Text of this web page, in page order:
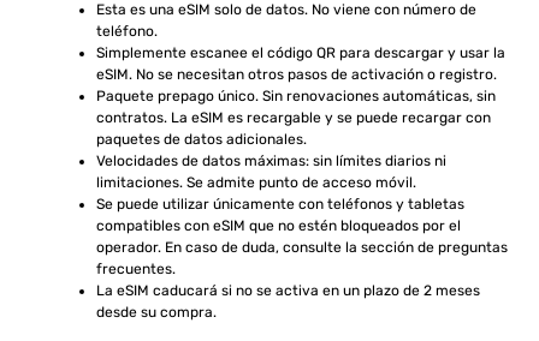
Esta es una eSIM solo de datos. No viene con número de
teléfono.
Simplemente escanee el código QR para descargar y usar la
eSIM. No se necesitan otros pasos de activación o registro.
Paquete prepago único. Sin renovaciones automáticas, sin
contratos. La eSIM es recargable y se puede recargar con
paquetes de datos adicionales.
Velocidades de datos máximas: sin límites diarios ni
limitaciones. Se admite punto de acceso móvil.
Se puede utilizar únicamente con teléfonos y tabletas
compatibles con eSIM que no estén bloqueados por el
operador. En caso de duda, consulte la sección de preguntas
frecuentes.
La eSIM caducará si no se activa en un plazo de 2 meses
desde su compra.